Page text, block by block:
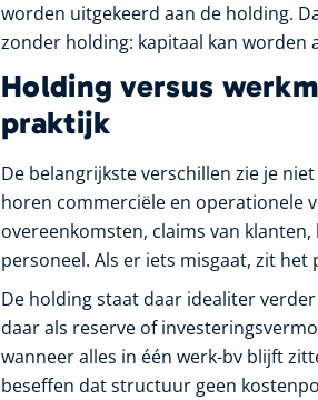
worden uitgekeerd aan de holding.
zonder holding: kapitaal kan worden
Holding versus
praktijk
De belangrijkste verschillen zie je
horen commerciële en operationele
overeenkomsten, claims van
personeel. Als er iets misgaat, zit
De holding staat daar idealiter
daar als reserve of
wanneer alles in één werk-bv blijft
beseffen dat structuur geen